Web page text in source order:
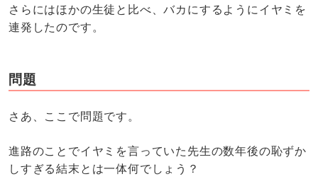
さらにはほかの生徒と比べ、バカにするようにイヤミを
連発したのです。
問題
さあ、ここで問題です。
進路のことでイヤミを言っていた先生の数年後の恥ずか
しすぎる結末とは一体何でしょう？